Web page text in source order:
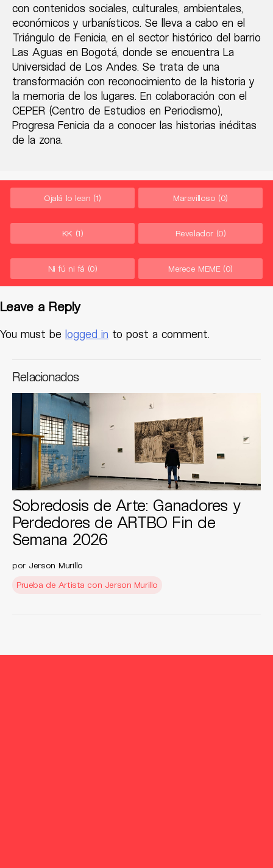
con contenidos sociales, culturales, ambientales,
económicos y urbanísticos. Se lleva a cabo en el
Triángulo de Fenicia, en el sector histórico del barrio
Las Aguas en Bogotá, donde se encuentra La
Universidad de Los Andes. Se trata de una
transformación con reconocimiento de la historia y
la memoria de los lugares. En colaboración con el
CEPER (Centro de Estudios en Periodismo),
Progresa Fenicia da a conocer las historias inéditas
de la zona.
Ojalá lo lean (1) Maravilloso (0)
KK (1) Revelador (0)
Ni fú ni fá (0) Merece MEME (0)
Leave a Reply
You must be logged in to post a comment.
Relacionados
Sobredosis de Arte: Ganadores y
Perdedores de ARTBO Fin de
Semana 2026
por Jerson Murillo
Prueba de Artista con Jerson Murillo